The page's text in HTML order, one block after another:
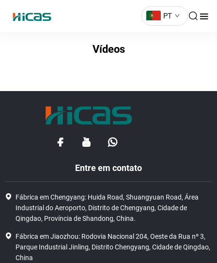
PT
Vídeos
Entre em contato
Fábrica em Chengyang: Huida Road, Shuangyuan Road, Área
Industrial do Aeroporto, Distrito de Chengyang, Cidade de
Qingdao, Província de Shandong, China.
Fábrica em Jiaozhou: Rodovia Nacional 204, Oeste da Rua nº 3,
Parque Industrial Jinling, Distrito Chengyang, Cidade de Qingdao,
China